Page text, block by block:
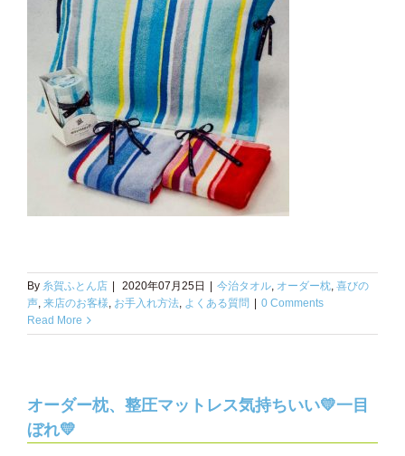
By 糸賀ふとん店 2020年07月25日 今治タオル, オーダー枕, 喜びの
声, 来店のお客様, お手入れ方法, よくある質問
0 Comments
Read More
オーダー枕、整圧マットレス気持ちいい💛一目
ぼれ💛